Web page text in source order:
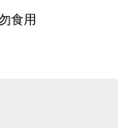
食用